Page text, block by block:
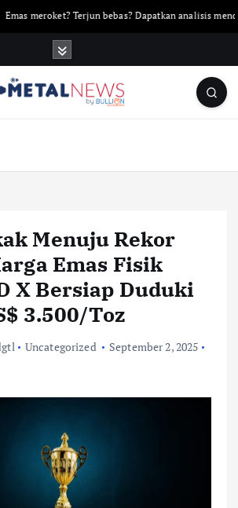
meroket? Terjun bebas? Dapatkan analisis mendalam
Menuju Rekor
Emas Fisik
X Bersiap Duduki
3.500/Toz
Uncategorized
September 2, 2025